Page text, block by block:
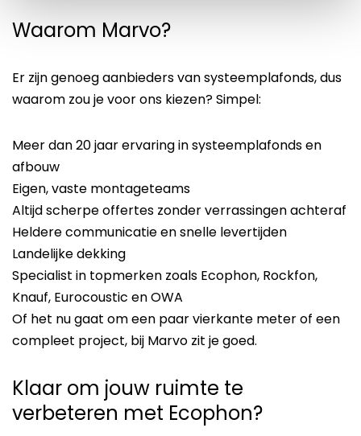
Waarom Marvo?
Er zijn genoeg aanbieders van systeemplafonds, dus
waarom zou je voor ons kiezen? Simpel:
Meer dan 20 jaar ervaring in systeemplafonds en
afbouw
Eigen, vaste montageteams
Altijd scherpe offertes zonder verrassingen achteraf
Heldere communicatie en snelle levertijden
Landelijke dekking
Specialist in topmerken zoals Ecophon, Rockfon,
Knauf, Eurocoustic en OWA
Of het nu gaat om een paar vierkante meter of een
compleet project, bij Marvo zit je goed.
Klaar om jouw ruimte te
verbeteren met Ecophon?